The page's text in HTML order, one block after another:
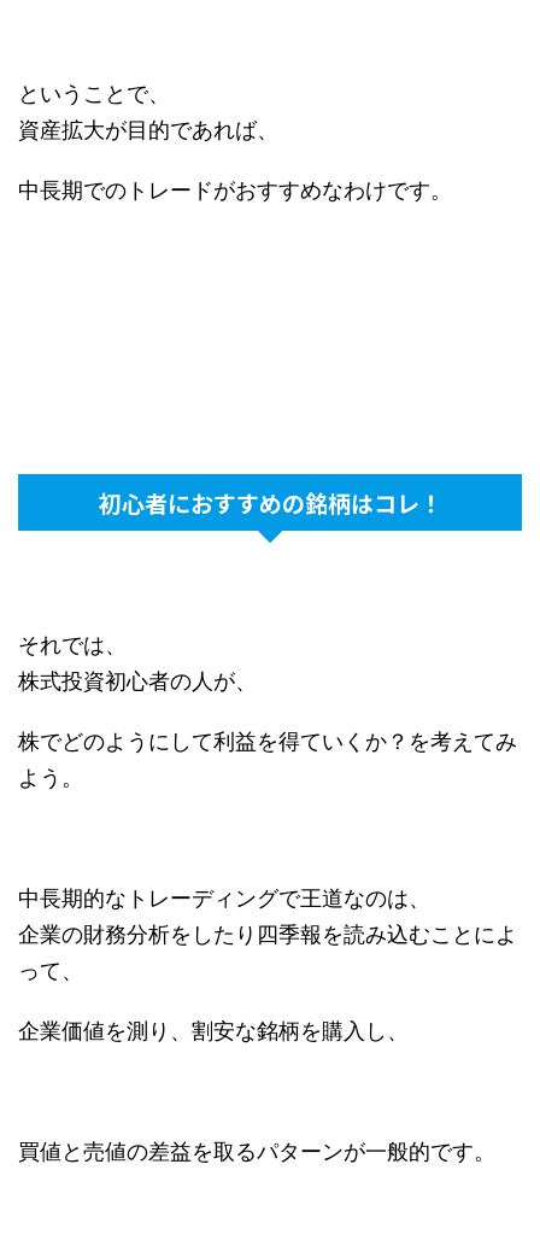
ということで、
資産拡大が目的であれば、
中長期でのトレードがおすすめなわけです。
初心者におすすめの銘柄はコレ！
それでは、
株式投資初心者の人が、
株でどのようにして利益を得ていくか？を考えてみ
よう。
中長期的なトレーディングで王道なのは、
企業の財務分析をしたり四季報を読み込むことによ
って、
企業価値を測り、割安な銘柄を購入し、
買値と売値の差益を取るパターンが一般的です。